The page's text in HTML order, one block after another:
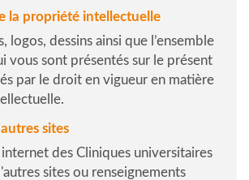
la propriété intellectuelle
logos, dessins ainsi que l’ensemble
vous sont présentés sur le présent
par le droit en vigueur en matière
sites
internet des Cliniques universitaires
sites ou renseignements